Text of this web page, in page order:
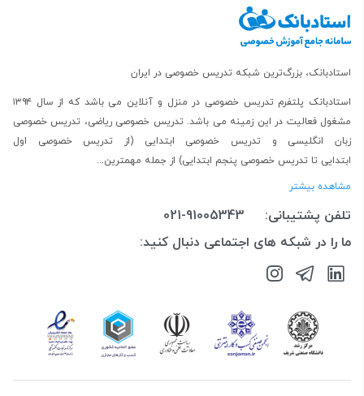
استادبانک، بزرگ‌ترین شبکه تدریس خصوصی در ایران
استادبانک پلتفرم تدریس خصوصی در منزل و آنلاین
می باشد که از سال ۱۳۹۴
مشغول فعالیت در این زمینه می باشد.تدریس خصوصی ریاضی، تدریس خصوصی
زبان انگلیسی و تدریس خصوصی ابتدایی (از
تدریس خصوصی اول
ابتدایی تا تدریس خصوصی پنجم ابتدایی) از جمله مهمترین...
مشاهده بیشتر
تلفن پشتیبانی:
021-91005343
ما را در شبکه های اجتماعی دنبال کنید: